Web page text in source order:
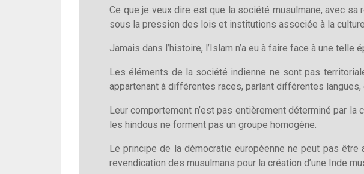
Ce que je veux dire est que la société musulmane, avec sa
sous la pression des lois et institutions associée à la
Jamais dans l’histoire, l’Islam n’a eu à faire face à une
Les éléments de la société indienne ne sont pas
appartenant à différentes races, parlant différentes
Leur comportement n’est pas entièrement déterminé par
les hindous ne forment pas un groupe homogène.
Le principe de la démocratie européenne ne peut pas
revendication des musulmans pour la création d’une Inde